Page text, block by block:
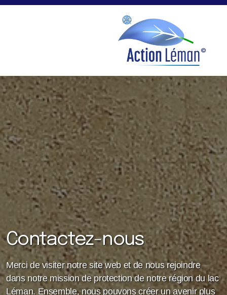
Contactez-nous
Merci de visiter notre site web et de nous rejoindre
dans notre mission de protection de notre région du lac
Léman. Ensemble, nous pouvons créer un avenir plus